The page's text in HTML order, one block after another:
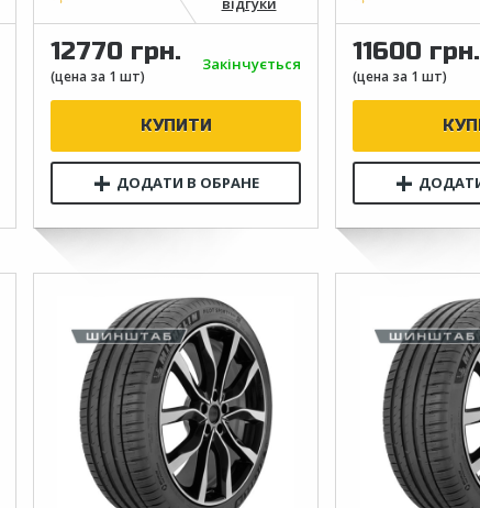
12770 грн. Закінчується 11600 грн.